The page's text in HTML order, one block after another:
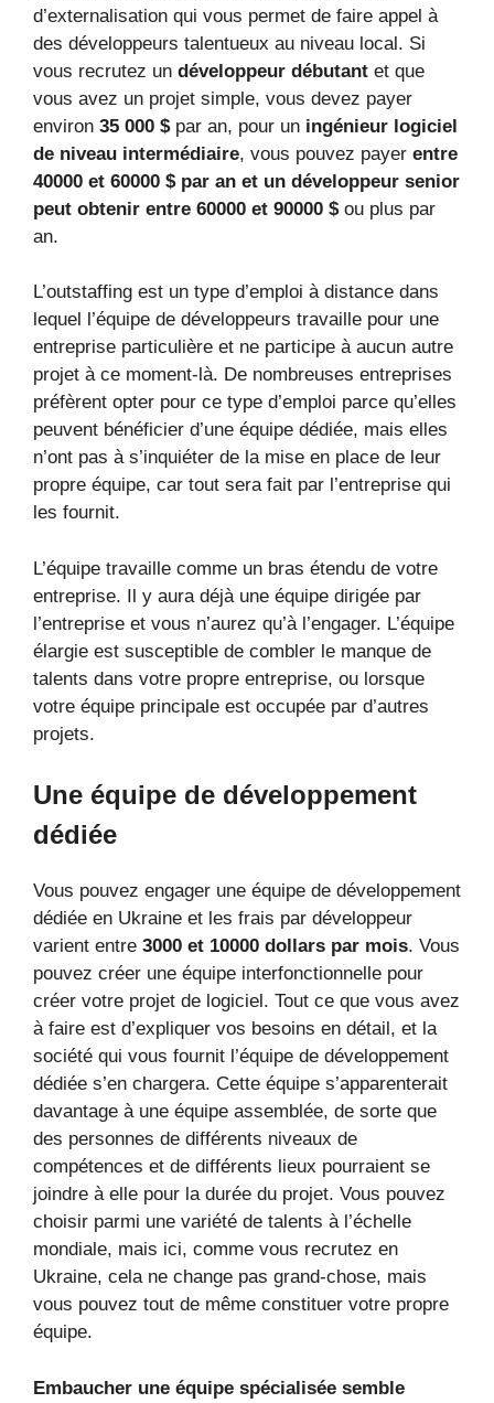
d’externalisation qui vous permet de faire appel à
des développeurs talentueux au niveau local. Si
vous recrutez un développeur débutant et que
vous avez un projet simple, vous devez payer
environ 35 000 $par an, pour un ingénieur logiciel
de niveau intermédiaire, vous pouvez payer entre
40000 et 60000 $ par an et un développeur senior
peut obtenir entre 60000 et 90000 $ou plus par
an.
L’outstaffing est un type d’emploi à distance dans
lequel l’équipe de développeurs travaille pour une
entreprise particulière et ne participe à aucun autre
projet à ce moment-là. De nombreuses entreprises
préfèrent opter pour ce type d’emploi parce qu’elles
peuvent bénéficier d’une équipe dédiée, mais elles
n’ont pas à s’inquiéter de la mise en place de leur
propre équipe, car tout sera fait par l’entreprise qui
les fournit.
L’équipe travaille comme un bras étendu de votre
entreprise. Il y aura déjà une équipe dirigée par
l’entreprise et vous n’aurez qu’à l’engager. L’équipe
élargie est susceptible de combler le manque de
talents dans votre propre entreprise, ou lorsque
votre équipe principale est occupée par d’autres
projets.
Une équipe de développement
dédiée
Vous pouvez engager une équipe de développement
dédiée en Ukraine et les frais par développeur
varient entre 3000 et 10000 dollars par mois. Vous
pouvez créer une équipe interfonctionnelle pour
créer votre projet de logiciel. Tout ce que vous avez
à faire est d’expliquer vos besoins en détail, et la
société qui vous fournit l’équipe de développement
dédiée s’en chargera. Cette équipe s’apparenterait
davantage à une équipe assemblée, de sorte que
des personnes de différents niveaux de
compétences et de différents lieux pourraient se
joindre à elle pour la durée du projet. Vous pouvez
choisir parmi une variété de talents à l’échelle
mondiale, mais ici, comme vous recrutez en
Ukraine, cela ne change pas grand-chose, mais
vous pouvez tout de même constituer votre propre
équipe.
Embaucher une équipe spécialisée semble